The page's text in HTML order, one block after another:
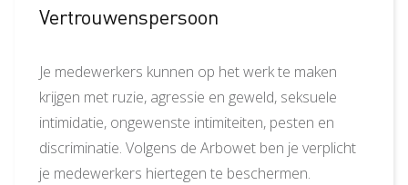
Vertrouwenspersoon
Je medewerkers kunnen op het werk te maken
krijgen met ruzie, agressie en geweld, seksuele
intimidatie, ongewenste intimiteiten, pesten en
discriminatie. Volgens de Arbowet ben je verplicht
je medewerkers hiertegen te beschermen.